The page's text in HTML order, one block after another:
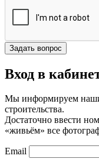
Вход в
Мы информируем
строительства.
Достаточно ввести
«живьём» все
Email